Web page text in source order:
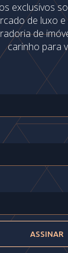
exclusivos
de luxo
de
carinho para